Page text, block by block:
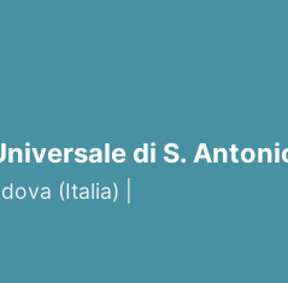
di S.
(Italia) |